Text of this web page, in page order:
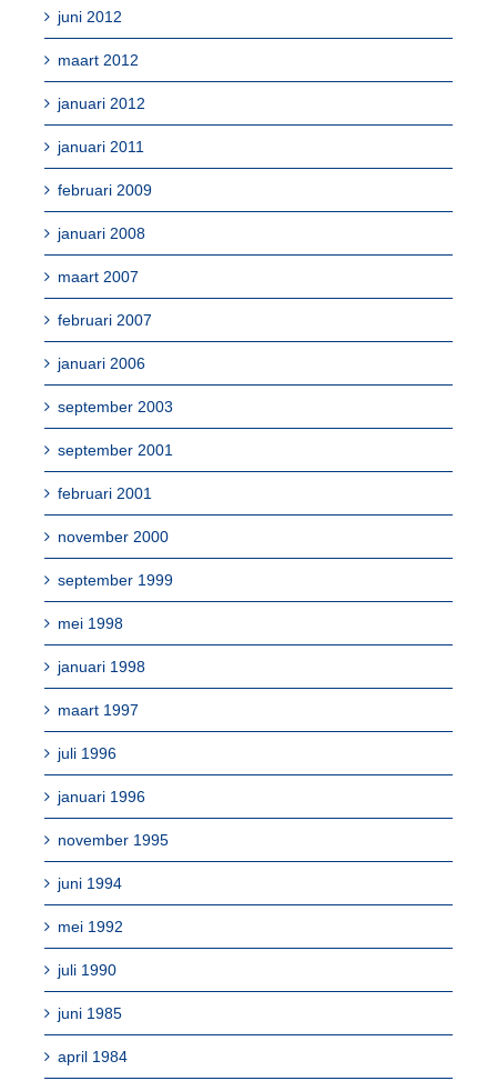
juni 2012
maart 2012
januari 2012
januari 2011
februari 2009
januari 2008
maart 2007
februari 2007
januari 2006
september 2003
september 2001
februari 2001
november 2000
september 1999
mei 1998
januari 1998
maart 1997
juli 1996
januari 1996
november 1995
juni 1994
mei 1992
juli 1990
juni 1985
april 1984